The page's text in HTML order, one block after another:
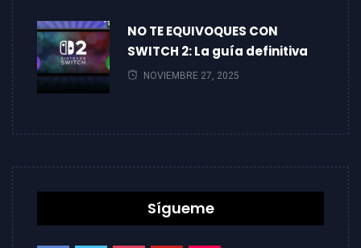
NO TE EQUIVOQUES CON
SWITCH 2: La guía definitiva
NOVIEMBRE 27, 2025
Sígueme